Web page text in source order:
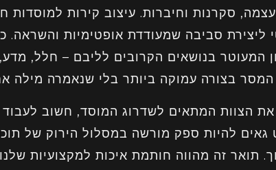
סקרנות וחיברות. עיצוב קירות למוסדות
ליצירת סביבה שמעודדת אופטימיות והשראה.
המעוטר בנושאים הקרובים לליבם – חלל,
המסר בצורה עמוקה ביותר בלי שנאמרה מילה
הצוות המתאים לשדרוג המוסד, חשוב
גאים להיות ספק מורשה במסלול הירוק של
תואר זה מהווה חותמת איכות למקצועיות שלנו